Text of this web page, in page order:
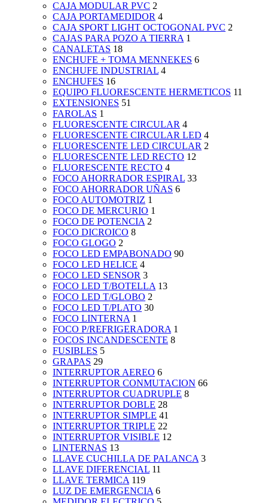
CAJA MODULAR PVC 2
CAJA PORTAMEDIDOR 4
CAJA SPORT LIGHT OCTOGONAL PVC 2
CAJAS PARA POZO A TIERRA 1
CANALETAS 18
ENCHUFE + TOMA MENNEKES 6
ENCHUFE INDUSTRIAL 4
ENCHUFES 16
EQUIPO FLUORESCENTE HERMETICOS 11
EXTENSIONES 51
FAROLAS 1
FLUORESCENTE CIRCULAR 4
FLUORESCENTE CIRCULAR LED 4
FLUORESCENTE LED CIRCULAR 2
FLUORESCENTE LED RECTO 12
FLUORESCENTE RECTO 4
FOCO AHORRADOR ESPIRAL 33
FOCO AHORRADOR UÑAS 6
FOCO AUTOMOTRIZ 1
FOCO DE MERCURIO 1
FOCO DE POTENCIA 2
FOCO DICROICO 8
FOCO GLOGO 2
FOCO LED EMPABONADO 90
FOCO LED HELICE 4
FOCO LED SENSOR 3
FOCO LED T/BOTELLA 13
FOCO LED T/GLOBO 2
FOCO LED T/PLATO 30
FOCO LINTERNA 1
FOCO P/REFRIGERADORA 1
FOCOS INCANDESCENTE 8
FUSIBLES 5
GRAPAS 29
INTERRUPTOR AEREO 6
INTERRUPTOR CONMUTACION 66
INTERRUPTOR CUADRUPLE 8
INTERRUPTOR DOBLE 28
INTERRUPTOR SIMPLE 41
INTERRUPTOR TRIPLE 22
INTERRUPTOR VISIBLE 12
LINTERNAS 13
LLAVE CUCHILLA DE PALANCA 3
LLAVE DIFERENCIAL 11
LLAVE TERMICA 119
LUZ DE EMERGENCIA 6